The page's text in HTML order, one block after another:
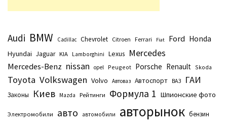
Audi BMW Cadillac Chevrolet Citroen Ferrari Fiat Ford Honda
Hyundai Jaguar KIA Lamborghini Lexus Mercedes
Mercedes-Benz nissan opel Peugeot Porsche Renault Skoda
Toyota Volkswagen Volvo Автоваз Автоспорт ВАЗ ГАИ
Законы Киев Маzda Рейтинги Формула 1 Шпионские фото
Электромобили авто автомобили авторынок бензин